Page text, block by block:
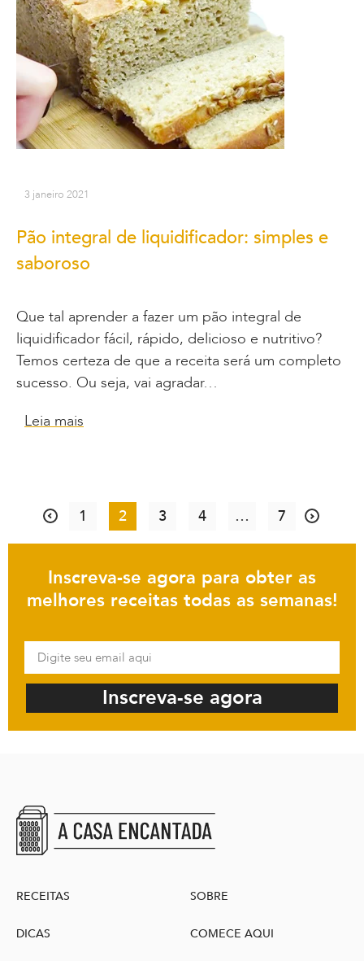
3 janeiro 2021
Pão integral de liquidificador: simples e
saboroso
Que tal aprender a fazer um pão integral de
liquidificador fácil, rápido, delicioso e nutritivo?
Temos certeza de que a receita será um completo
sucesso. Ou seja, vai agradar…
Leia mais
1 2 3 4 … 7
Inscreva-se agora para obter as
melhores receitas todas as semanas!
Inscreva-se agora
RECEITAS
DICAS
SOBRE
COMECE AQUI